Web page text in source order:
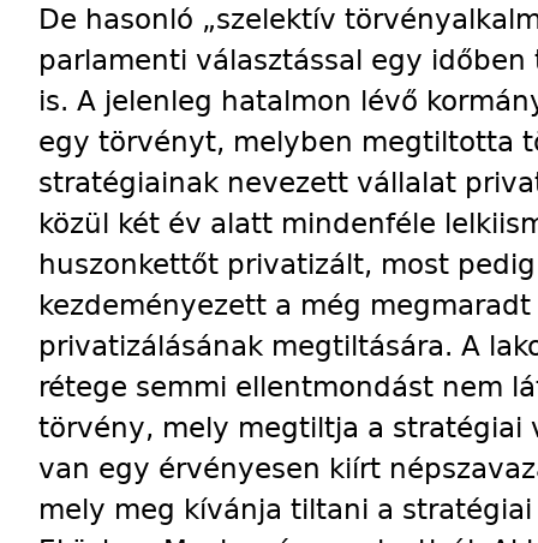
De hasonló „szelektív
parlamenti választással egy
is. A jelenleg hatalmon lévő
egy törvényt, melyben megtiltotta
stratégiainak nevezett vállalat
közül két év alatt mindenféle
huszonkettőt privatizált, most
kezdeményezett a még
privatizálásának megtiltására. A
rétege semmi ellentmondást nem
törvény, mely megtiltja a stratégiai
van egy érvényesen kiírt
mely meg kívánja tiltani a